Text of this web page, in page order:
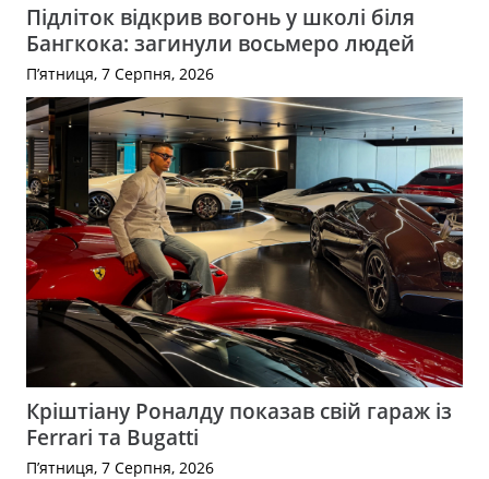
Підліток відкрив вогонь у школі біля
Бангкока: загинули восьмеро людей
П’ятниця, 7 Серпня, 2026
Кріштіану Роналду показав свій гараж із
Ferrari та Bugatti
П’ятниця, 7 Серпня, 2026